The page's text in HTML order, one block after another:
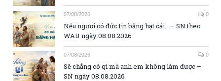
07/08/2026 0
Nếu ngươi có đức tin bằng hạt cải… – SN theo
WAU ngày 08.08.2026
07/08/2026 0
Sẽ chẳng có gì mà anh em không làm được –
SN ngày 08.08.2026